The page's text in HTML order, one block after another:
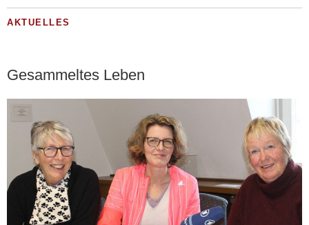
AKTUELLES
Gesammeltes Leben